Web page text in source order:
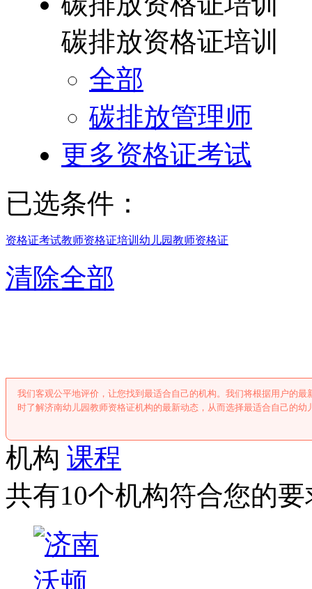
碳排放资格证培训
全部
碳排放管理师
更多资格证考试
已选条件：
资格证考试教师资格证培训 幼儿园教师资格证
清除全部
我们客观公平地评价，让您找到最适合自己的机构。我们将根据用户的
时了解济南幼儿园教师资格证机构的最新动态，从而选择最适合自己的幼
机构 课程
共有10个机构符合您的要